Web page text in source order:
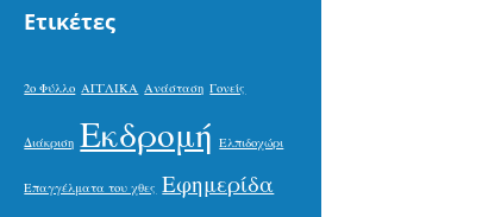
Ετικέτες
2ο Φύλλο ΑΓΓΛΙΚΑ Ανάσταση Γονείς
Διάκριση Εκδρομή Ελπιδοχώρι
Επαγγέλματα του χθες Εφημερίδα